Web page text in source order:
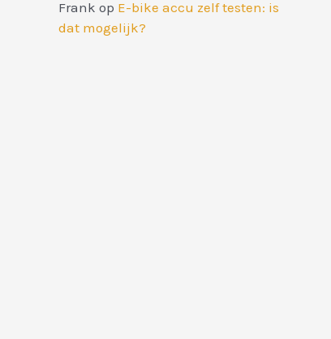
Frank op E-bike accu zelf testen: is
dat mogelijk?